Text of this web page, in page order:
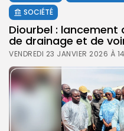
SOCIÉTÉ
Diourbel : lancement
de drainage et de
VENDREDI 23 JANVIER 2026 À